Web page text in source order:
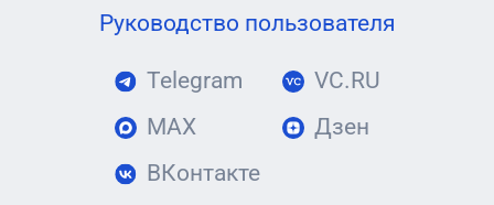
Руководство пользователя
Telegram
MAX
ВКонтакте
VC.RU
Дзен